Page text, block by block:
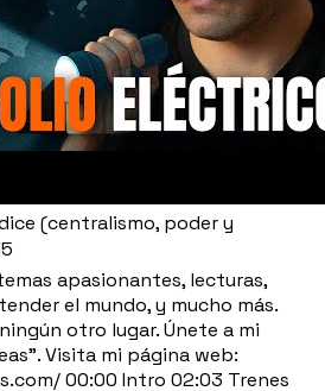
(centralismo, poder y
apasionantes, lecturas,
el mundo, y mucho más.
otro lugar. Únete a mi
Visita mi página web:
00:00 Intro 02:03 Trenes